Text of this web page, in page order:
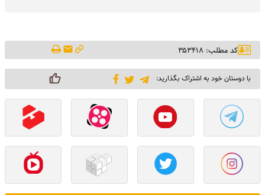
کد مطلب: ۳۵۳۴۱۸
با دوستان خود به اشتراک بگذارید: